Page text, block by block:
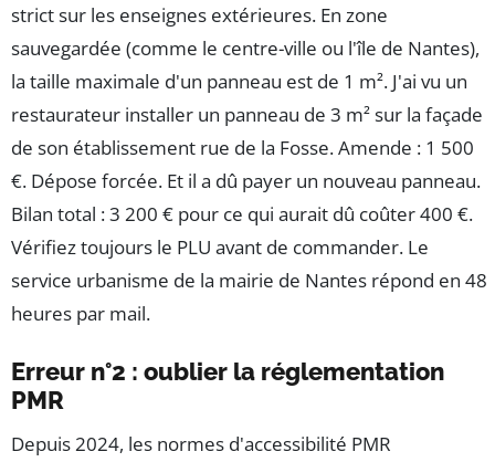
strict sur les enseignes extérieures. En zone
sauvegardée (comme le centre-ville ou l'île de Nantes),
la taille maximale d'un panneau est de 1 m². J'ai vu un
restaurateur installer un panneau de 3 m² sur la façade
de son établissement rue de la Fosse. Amende : 1 500
€. Dépose forcée. Et il a dû payer un nouveau panneau.
Bilan total : 3 200 € pour ce qui aurait dû coûter 400 €.
Vérifiez toujours le PLU avant de commander. Le
service urbanisme de la mairie de Nantes répond en 48
heures par mail.
Erreur n°2 : oublier la réglementation
PMR
Depuis 2024, les normes d'accessibilité PMR